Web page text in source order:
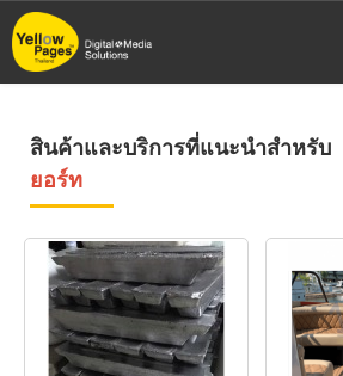
ข้าม
ไป
สินค้าและบริการที่แนะนำสำหรับ
ยอร์ท